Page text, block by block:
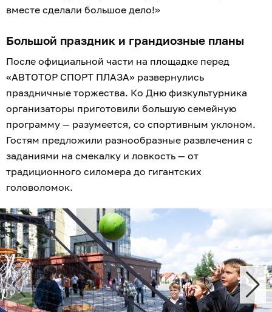
вместе сделали большое дело!»
Большой праздник и грандиозные планы
После официальной части на площадке перед
«АВТОТОР СПОРТ ПЛАЗА» развернулись
праздничные торжества. Ко Дню физкультурника
организаторы приготовили большую семейную
программу — разумеется, со спортивным уклоном.
Гостям предложили разнообразные развлечения с
заданиями на смекалку и ловкость — от
традиционного силомера до гигантских
головоломок.